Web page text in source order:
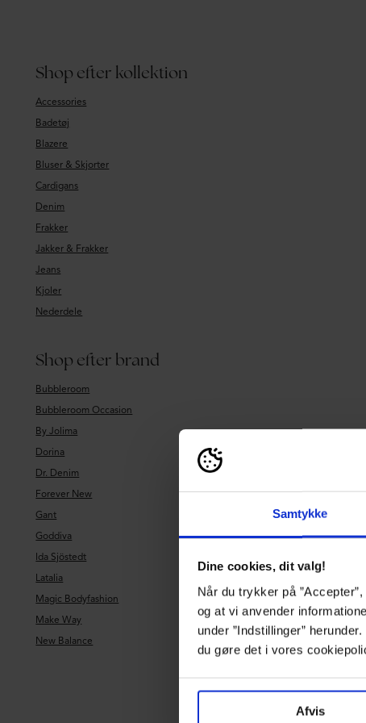
Samtykke
Dine cookies, dit valg!
Når du trykker på
og at vi anvender
under ”Indstillinger”
du gøre det i vores
Afvis
Shop efter kollektion
Accessories
Badetøj
Blazere
Bluser & Skjorter
Cardigans
Denim
Frakker
Jakker & Frakker
Jeans
Kjoler
Nederdele
Shop efter brand
Bubbleroom
Bubbleroom Occasion
By Jolima
Dorina
Dr. Denim
Forever New
Gant
Goddiva
Ida Sjöstedt
Latalia
Magic Bodyfashion
Make Way
New Balance